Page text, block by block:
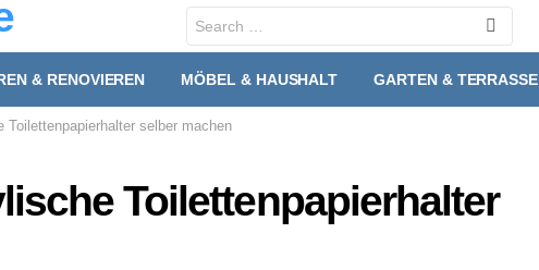
for:
& RENOVIEREN MÖBEL & HAUSHALT GARTEN & TERRASSE
Toilettenpapierhalter selber machen
Toilettenpapierhalter